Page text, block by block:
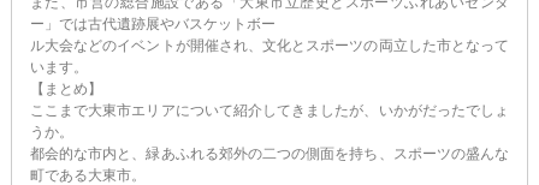
ー」では古代遺跡展やバスケットボー
ル大会などのイベントが開催され、文化とスポーツの両立した市となって
います。
【まとめ】
ここまで大東市エリアについて紹介してきましたが、いかがだったでしょ
うか。
都会的な市内と、緑あふれる郊外の二つの側面を持ち、スポーツの盛んな
町である大東市。